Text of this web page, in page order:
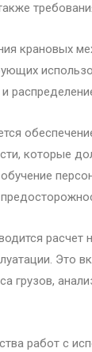
крановых
которые
расчет
Это
грузов,
работ с